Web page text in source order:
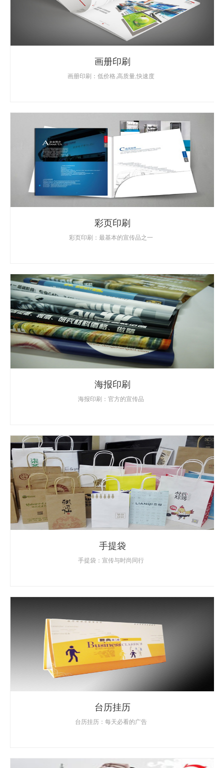
画册印刷
画册印刷：低价格,高质量,快速度
彩页印刷
彩页印刷：最基本的宣传品之一
海报印刷
海报印刷：官方的宣传品
手提袋
手提袋：宣传与时尚同行
台历挂历
台历挂历：每天必看的广告